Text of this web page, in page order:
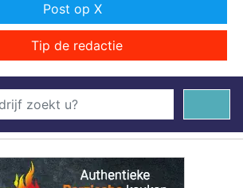
Post op X
Tip de redactie